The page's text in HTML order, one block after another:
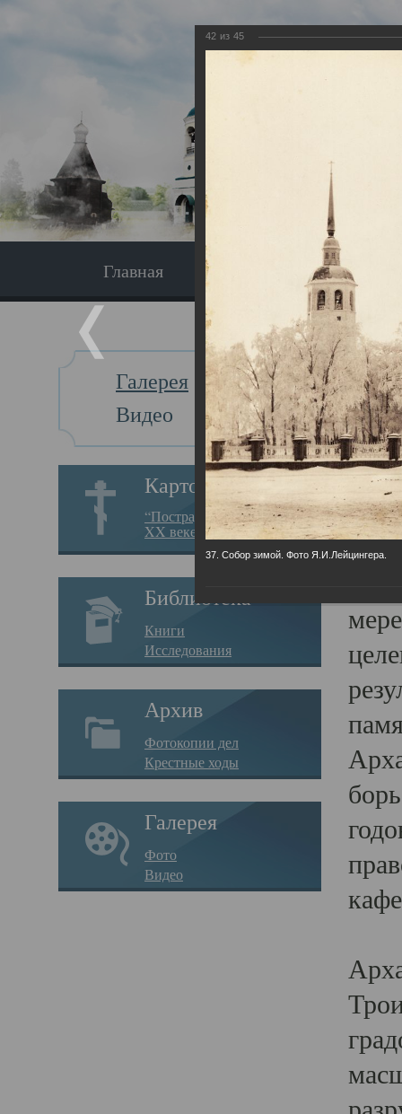
Главная Экскурсия
Галерея
Видео
Картотека
“Пострадавшие за веру в
XX веке на Севере”
Библиотека
Книги
Исследования
Архив
Фотокопии дел
Крестные ходы
Галерея
Фото
Видео
Главная
42 из 45
37. Собор зимой. Фото Я.И.Лейцингера.